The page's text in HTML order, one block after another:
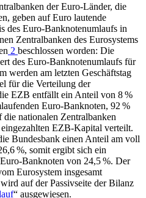
der Euro‑Länder, die
geben auf Euro lautende
des Euro‑Banknotenumlaufs in
Zentralbanken des Eurosystems
2 beschlossen worden: Die
des Euro‑Banknotenumlaufs für
werden am letzten Geschäftstag
für die Verteilung der
EZB entfällt ein Anteil von 8 %
Euro‑Banknoten, 92 %
nationalen Zentralbanken
EZB‑Kapital verteilt.
Bundesbank einen Anteil am voll
%, somit ergibt sich ein
von 24,5 %. Der
Eurosystem insgesamt
auf der Passivseite der Bilanz
“ ausgewiesen.